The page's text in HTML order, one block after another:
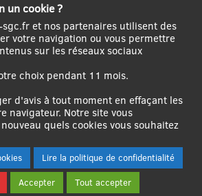
par l’Union européenne avec le Fonds
Régional à hauteur de 12 572€
un
Contact
Plan
du
Mentions
un cookie ?
et nos partenaires utilisent des
votre navigation ou vous permettre
sur les réseaux sociaux
choix pendant 11 mois.
d'avis à tout moment en effaçant les
navigateur. Notre site vous
quels cookies vous souhaitez
Lire la politique de confidentialité
Accepter Tout accepter